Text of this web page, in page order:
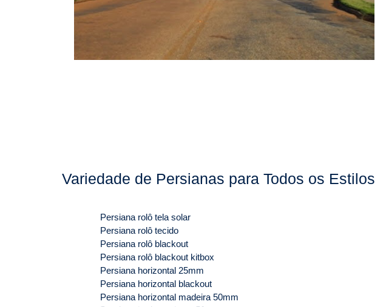
Variedade de Persianas para Todos os Estilos
Persiana rolô tela solar
Persiana rolô tecido
Persiana rolô blackout
Persiana rolô blackout kitbox
Persiana horizontal 25mm
Persiana horizontal blackout
Persiana horizontal madeira 50mm